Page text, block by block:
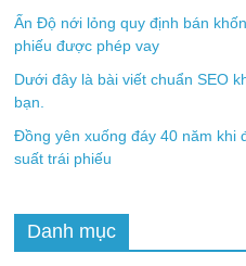
Ấn Độ nới lỏng quy định bán
phiếu được phép vay
Dưới đây là bài viết chuẩn SEO
bạn.
Đồng yên xuống đáy 40 năm khi
suất trái phiếu
Danh mục